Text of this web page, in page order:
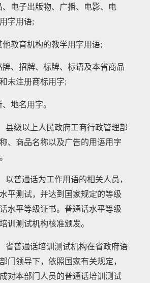
、电子出版物、广播、电影、电
字用语;
他教育机构的教学用字用语;
牌、招牌、标牌、标语及本省商品
未注册商标用字;
地名用字。
级以上人民政府工商行政管理部
、商品名称以及广告的用语用字
普通话为工作用语的相关人员，
平测试，并达到国家规定的等级
水平等级证书。普通话水平等级
训测试机构核准颁发。
普通话培训测试机构在省政府语
门领导下，依照国家有关规定，
对本部门人员的普通话培训测试